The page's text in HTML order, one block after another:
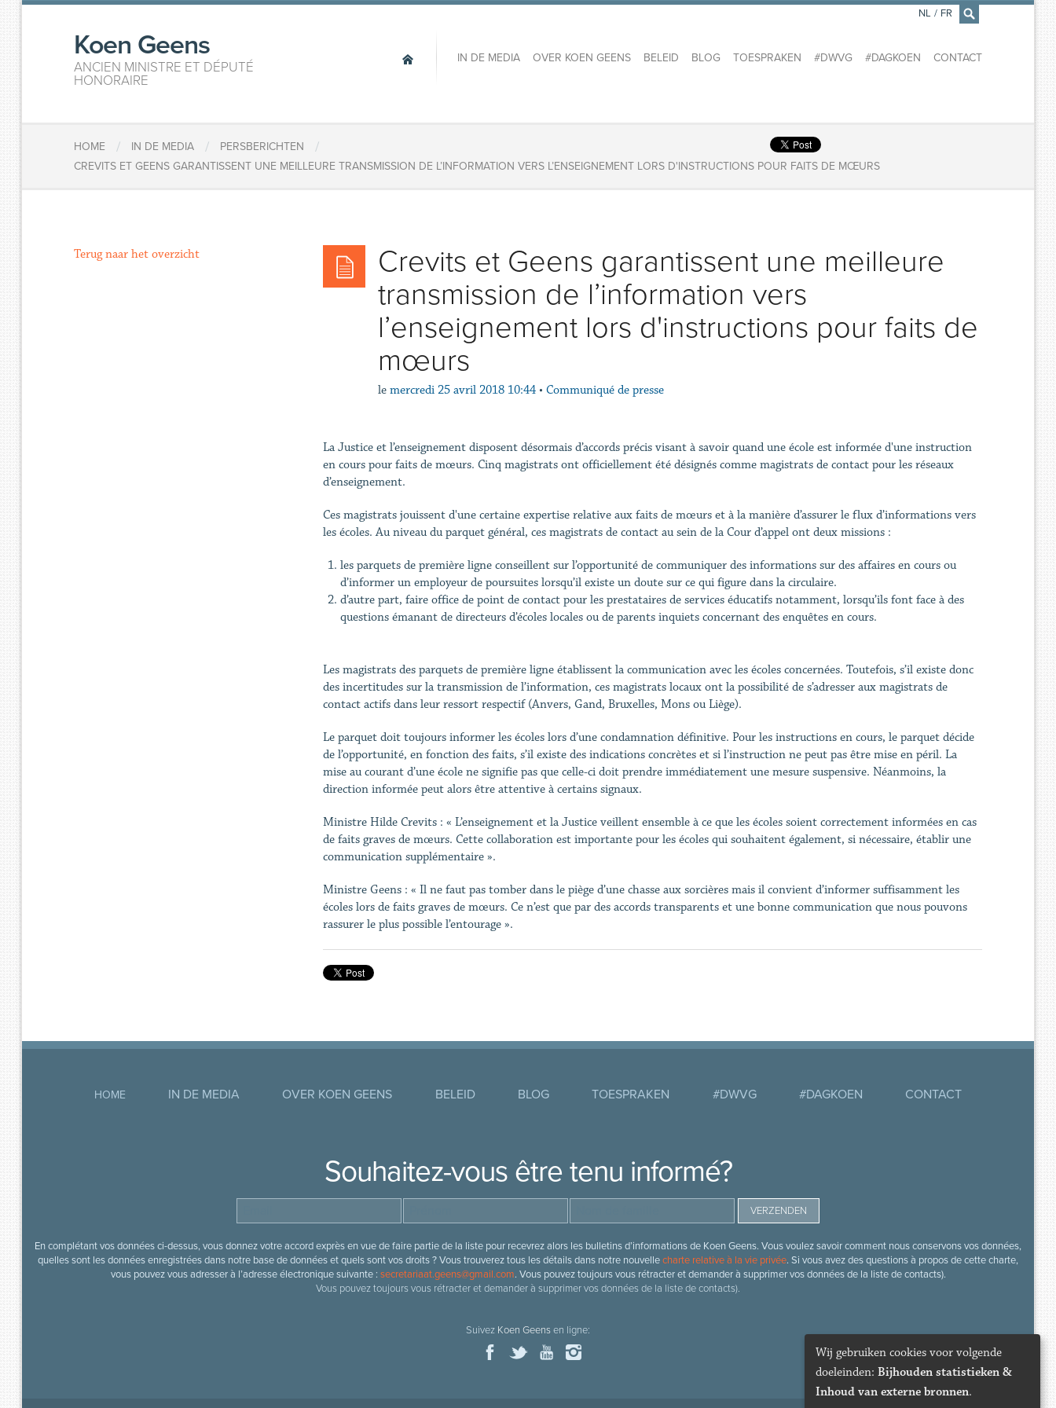
×
Koen Geens
ANCIEN MINISTRE ET DÉPUTÉ
HONORAIRE
IN DE MEDIA OVER KOEN GEENS BELEID BLOG TOESPRAKEN #DWVG #DAGKOEN CONTACT
NL / FR
HOME / IN DE MEDIA / PERSBERICHTEN /
​CREVITS ET GEENS GARANTISSENT UNE MEILLEURE TRANSMISSION DE L’INFORMATION VERS L’ENSEIGNEMENT LORS D'INSTRUCTIONS POUR FAITS DE MŒURS
​Crevits et Geens garantissent une meilleure
transmission de l’information vers
l’enseignement lors d'instructions pour faits de
mœurs
le mercredi 25 avril 2018 10:44 • Communiqué de presse
La Justice et l’enseignement disposent désormais d’accords précis visant à savoir quand une école est informée d'une instruction
en cours pour faits de mœurs. Cinq magistrats ont officiellement été désignés comme magistrats de contact pour les réseaux
d’enseignement.
Ces magistrats jouissent d'une certaine expertise relative aux faits de mœurs et à la manière d’assurer le flux d’informations vers
les écoles. Au niveau du parquet général, ces magistrats de contact au sein de la Cour d’appel ont deux missions :
les parquets de première ligne conseillent sur l’opportunité de communiquer des informations sur des affaires en cours ou
d’informer un employeur de poursuites lorsqu’il existe un doute sur ce qui figure dans la circulaire.
d’autre part, faire office de point de contact pour les prestataires de services éducatifs notamment, lorsqu’ils font face à des
questions émanant de directeurs d’écoles locales ou de parents inquiets concernant des enquêtes en cours.
Les magistrats des parquets de première ligne établissent la communication avec les écoles concernées. Toutefois, s’il existe donc
des incertitudes sur la transmission de l’information, ces magistrats locaux ont la possibilité de s’adresser aux magistrats de
contact actifs dans leur ressort respectif (Anvers, Gand, Bruxelles, Mons ou Liège).
Le parquet doit toujours informer les écoles lors d’une condamnation définitive. Pour les instructions en cours, le parquet décide
de l’opportunité, en fonction des faits, s’il existe des indications concrètes et si l’instruction ne peut pas être mise en péril. La
mise au courant d’une école ne signifie pas que celle-ci doit prendre immédiatement une mesure suspensive. Néanmoins, la
direction informée peut alors être attentive à certains signaux.
Ministre Hilde Crevits : « L’enseignement et la Justice veillent ensemble à ce que les écoles soient correctement informées en cas
de faits graves de mœurs. Cette collaboration est importante pour les écoles qui souhaitent également, si nécessaire, établir une
communication supplémentaire ».
Ministre Geens : « Il ne faut pas tomber dans le piège d’une chasse aux sorcières mais il convient d’informer suffisamment les
écoles lors de faits graves de mœurs. Ce n’est que par des accords transparents et une bonne communication que nous pouvons
rassurer le plus possible l’entourage ».
Terug naar het overzicht
HOME IN DE MEDIA OVER KOEN GEENS BELEID BLOG TOESPRAKEN #DWVG #DAGKOEN CONTACT
Souhaitez-vous être tenu informé?
En complétant vos données ci-dessus, vous donnez votre accord exprès en vue de faire partie de la liste pour recevrez alors les bulletins d’informations de Koen Geens. Vous voulez savoir comment nous conservons vos données,
quelles sont les données enregistrées dans notre base de données et quels sont vos droits ? Vous trouverez tous les détails dans notre nouvellecharte relative à la vie privée. Si vous avez des questions à propos de cette charte,
vous pouvez vous adresser à l’adresse électronique suivante : secretariaat.geens@gmail.com. Vous pouvez toujours vous rétracter et demander à supprimer vos données de la liste de contacts).
Vous pouvez toujours vous rétracter et demander à supprimer vos données de la liste de contacts).
Suivez Koen Geensen ligne:
Wij gebruiken cookies voor volgende
doeleinden: Bijhouden statistieken &
Inhoud van externe bronnen.